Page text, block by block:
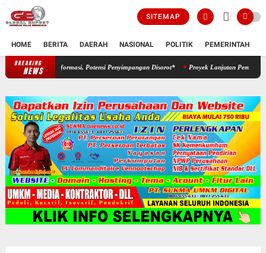
SITEMAP
HOME BERITA DAERAH NASIONAL POLITIK PEMERINTAH
BREAKING
NEWS *Proyek Aspirasi Dewan Diduga Abaikan Keterbukaan Informasi,